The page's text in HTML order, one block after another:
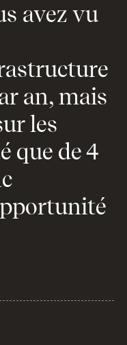
avez vu
an, mais
les
que de 4